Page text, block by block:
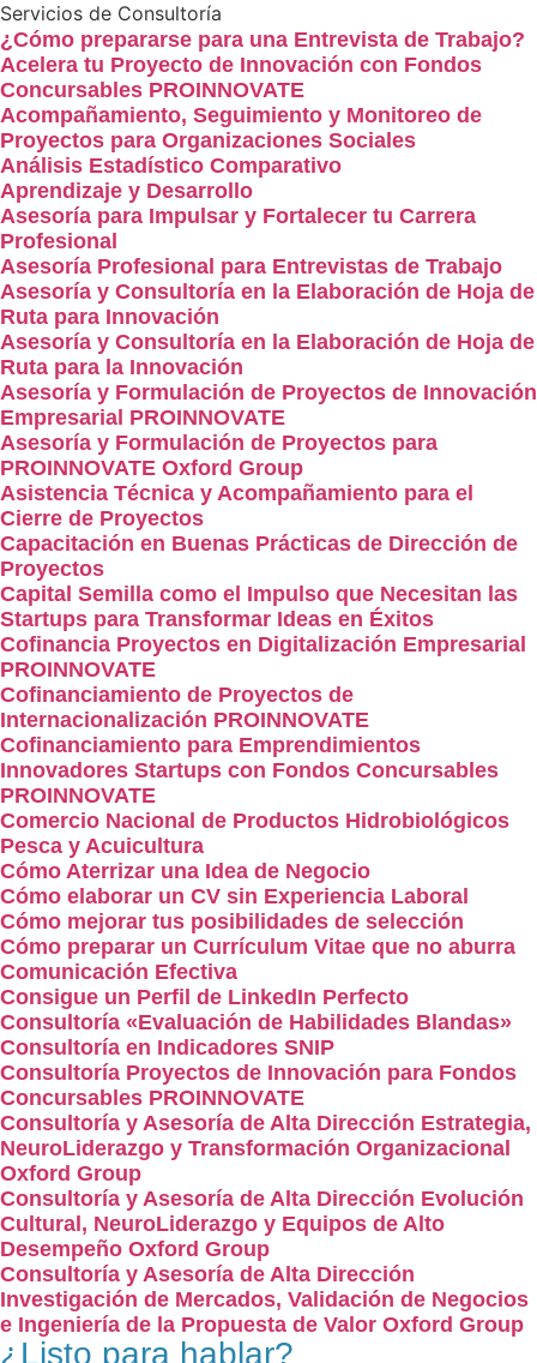
Servicios de Consultoría
¿Cómo prepararse para una Entrevista de Trabajo?
Acelera tu Proyecto de Innovación con Fondos
Concursables PROINNOVATE
Acompañamiento, Seguimiento y Monitoreo de
Proyectos para Organizaciones Sociales
Análisis Estadístico Comparativo
Aprendizaje y Desarrollo
Asesoría para Impulsar y Fortalecer tu Carrera
Profesional
Asesoría Profesional para Entrevistas de Trabajo
Asesoría y Consultoría en la Elaboración de Hoja de
Ruta para Innovación
Asesoría y Consultoría en la Elaboración de Hoja de
Ruta para la Innovación
Asesoría y Formulación de Proyectos de Innovación
Empresarial PROINNOVATE
Asesoría y Formulación de Proyectos para
PROINNOVATE Oxford Group
Asistencia Técnica y Acompañamiento para el
Cierre de Proyectos
Capacitación en Buenas Prácticas de Dirección de
Proyectos
Capital Semilla como el Impulso que Necesitan las
Startups para Transformar Ideas en Éxitos
Cofinancia Proyectos en Digitalización Empresarial
PROINNOVATE
Cofinanciamiento de Proyectos de
Internacionalización PROINNOVATE
Cofinanciamiento para Emprendimientos
Innovadores Startups con Fondos Concursables
PROINNOVATE
Comercio Nacional de Productos Hidrobiológicos
Pesca y Acuicultura
Cómo Aterrizar una Idea de Negocio
Cómo elaborar un CV sin Experiencia Laboral
Cómo mejorar tus posibilidades de selección
Cómo preparar un Currículum Vitae que no aburra
Comunicación Efectiva
Consigue un Perfil de LinkedIn Perfecto
Consultoría «Evaluación de Habilidades Blandas»
Consultoría en Indicadores SNIP
Consultoría Proyectos de Innovación para Fondos
Concursables PROINNOVATE
Consultoría y Asesoría de Alta Dirección Estrategia,
NeuroLiderazgo y Transformación Organizacional
Oxford Group
Consultoría y Asesoría de Alta Dirección Evolución
Cultural, NeuroLiderazgo y Equipos de Alto
Desempeño Oxford Group
Consultoría y Asesoría de Alta Dirección
Investigación de Mercados, Validación de Negocios
e Ingeniería de la Propuesta de Valor Oxford Group
¿Listo para hablar?